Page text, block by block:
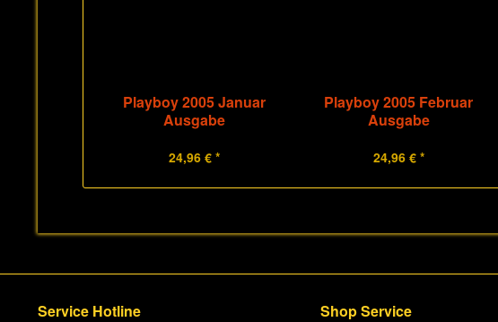
Playboy 2005 Januar
Ausgabe
24,96 € *
Playboy 2005 Februar
Ausgabe
24,96 € *
Service Hotline Shop Service